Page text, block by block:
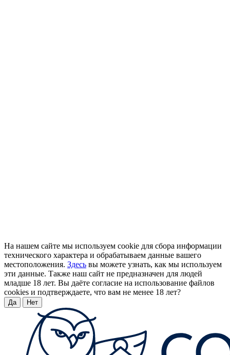
На нашем сайте мы используем cookie для сбора информации
технического характера и обрабатываем данные вашего
местоположения. Здесь вы можете узнать, как мы используем
эти данные. Также наш сайт не предназначен для людей
младше 18 лет. Вы даёте согласие на использование файлов
cookies и подтверждаете, что вам не менее 18 лет?
Да Нет